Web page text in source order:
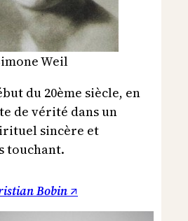
Weil
du 20ème siècle, en
de vérité dans un
sincère et
touchant.
Bobin ↗